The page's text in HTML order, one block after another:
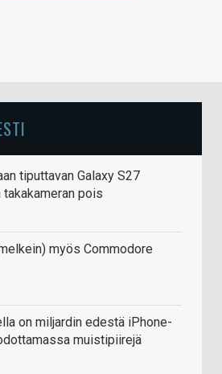
tiputtavan Galaxy S27
takakameran pois
myös Commodore
on miljardin edestä iPhone-
muistipiirejä